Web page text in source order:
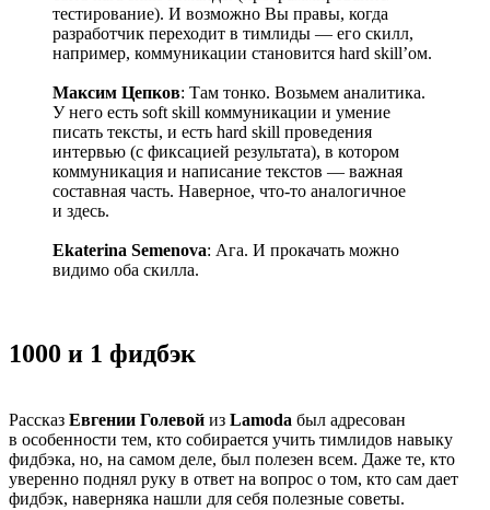
тестирование). И возможно Вы правы, когда
разработчик переходит в тимлиды — его скилл,
например, коммуникации становится hard skill’ом.
Максим Цепков: Там тонко. Возьмем аналитика.
У него есть soft skill коммуникации и умение
писать тексты, и есть hard skill проведения
интервью (с фиксацией результата), в котором
коммуникация и написание текстов — важная
составная часть. Наверное, что-то аналогичное
и здесь.
Ekaterina Semenova: Ага. И прокачать можно
видимо оба скилла.
1000 и 1 фидбэк
Рассказ Евгении Голевой из Lamoda был адресован
в особенности тем, кто собирается учить тимлидов навыку
фидбэка, но, на самом деле, был полезен всем. Даже те, кто
уверенно поднял руку в ответ на вопрос о том, кто сам дает
фидбэк, наверняка нашли для себя полезные советы.